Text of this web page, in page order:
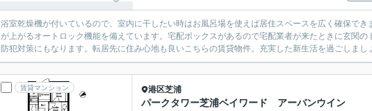
浴室乾燥機が付いているので、室内に干したい時はお風呂場を使えば居住スペースを広く確保で
が上がるオートロック機能を備えています。宅配ボックスがあるので宅配業者が来たときに玄関の
防犯対策にもなります。転居先に住み心地も良いこちらの賃貸物件。充実した新生活を過ごしま
賃貸マンション 港区芝浦
パークタワー芝浦ベイワード アーバンウイン